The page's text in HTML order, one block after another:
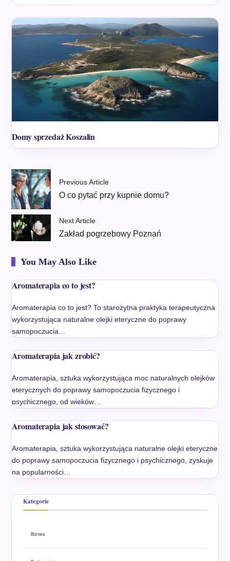
Domy sprzedaż Koszalin
Previous Article
O co pytać przy kupnie domu?
Next Article
Zakład pogrzebowy Poznań
You May Also Like
Aromaterapia co to jest?
Aromaterapia co to jest? To starożytna praktyka terapeutyczna
wykorzystująca naturalne olejki eteryczne do poprawy
samopoczucia…
Aromaterapia jak zrobić?
Aromaterapia, sztuka wykorzystująca moc naturalnych olejków
eterycznych do poprawy samopoczucia fizycznego i
psychicznego, od wieków…
Aromaterapia jak stosować?
Aromaterapia, sztuka wykorzystująca naturalne olejki eteryczne
do poprawy samopoczucia fizycznego i psychicznego, zyskuje
na popularności…
Kategorie
Biznes